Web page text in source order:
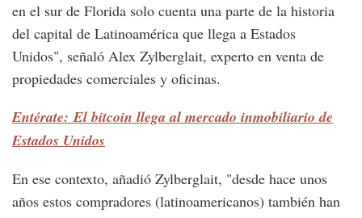
en el sur de Florida solo cuenta una parte de la historia
del capital de Latinoamérica que llega a Estados
Unidos", señaló Alex Zylberglait, experto en venta de
propiedades comerciales y oficinas.
Entérate: El bitcoin llega al mercado inmobiliario de
Estados Unidos
En ese contexto, añadió Zylberglait, "desde hace unos
años estos compradores (latinoamericanos) también han